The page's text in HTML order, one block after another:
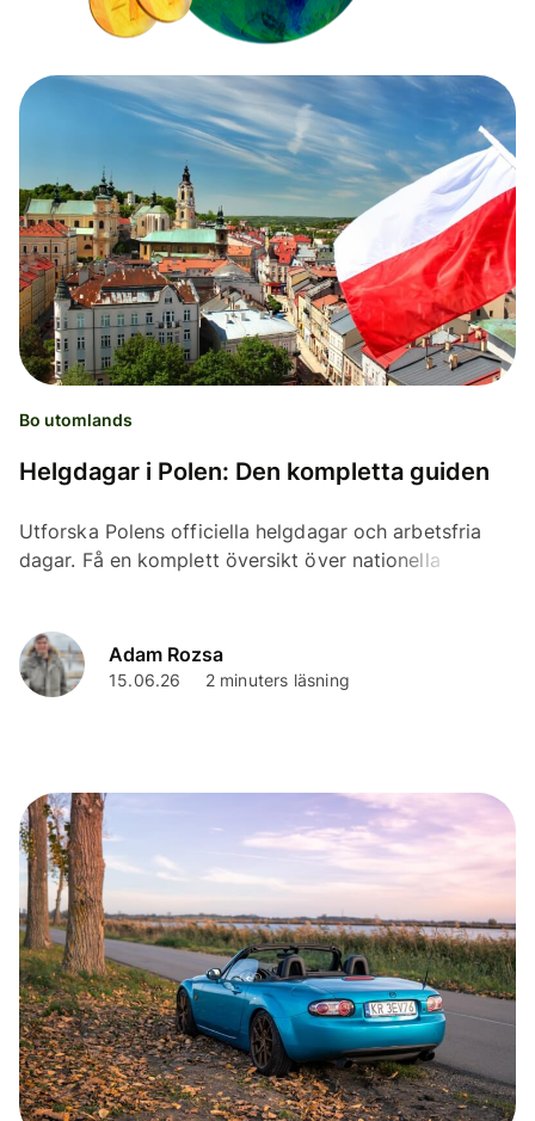
Bo utomlands
Helgdagar i Polen: Den kompletta guiden
Utforska Polens officiella helgdagar och arbetsfria
dagar. Få en komplett översikt över nationella
Adam Rozsa
15.06.26 2 minuters läsning